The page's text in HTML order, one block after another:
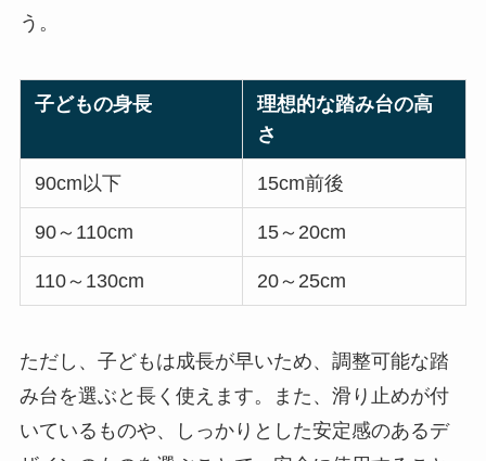
う。
子どもの身長
理想的な踏み台の高
さ
90cm以下 15cm前後
90～110cm 15～20cm
110～130cm 20～25cm
ただし、子どもは成長が早いため、調整可能な踏
み台を選ぶと長く使えます。また、滑り止めが付
いているものや、しっかりとした安定感のあるデ